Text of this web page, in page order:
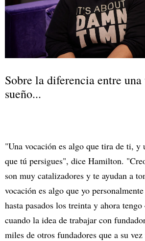
Sobre la diferencia entre
sueño...
"Una vocación es algo que tira de ti, y
que tú persigues", dice Hamilton.
son muy catalizadores y te ayudan a
vocación es algo que yo
hasta pasados los treinta y ahora
cuando la idea de trabajar con
miles de otros fundadores que a su